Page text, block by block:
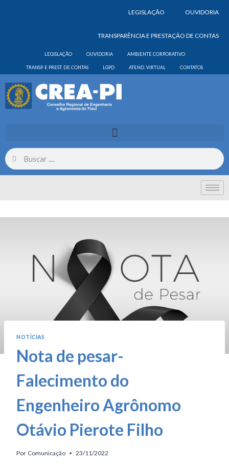
LEGISLAÇÃO OUVIDORIA
TRANSPARÊNCIA E PRESTAÇÃO DE CONTAS
LEGISLAÇÃO OUVIDORIA AMBIENTE CORPORATIVO
TRANSP. E PREST. DE CONTAS LGPD ATEND. VIRTUAL CONTATOS
NOTÍCIAS
Nota de pesar-
Falecimento do
Engenheiro Agrônomo
Otávio Pierote Filho
Por Comunicação 23/11/2022